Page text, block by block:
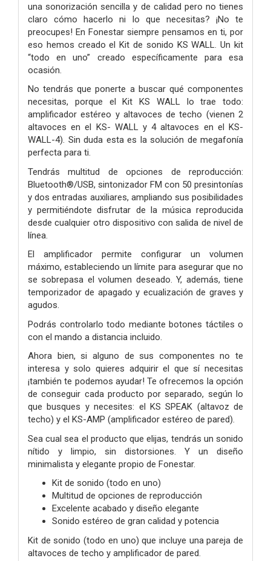
una sonorización sencilla y de calidad pero no tienes
claro cómo hacerlo ni lo que necesitas? ¡No te
preocupes! En Fonestar siempre pensamos en ti, por
eso hemos creado el Kit de sonido KS WALL. Un kit
“todo en uno” creado específicamente para esa
ocasión.
No tendrás que ponerte a buscar qué componentes
necesitas, porque el Kit KS WALL lo trae todo:
amplificador estéreo y altavoces de techo (vienen 2
altavoces en el KS- WALL y 4 altavoces en el KS-
WALL-4). Sin duda esta es la solución de megafonía
perfecta para ti.
Tendrás multitud de opciones de reproducción:
Bluetooth®/USB, sintonizador FM con 50 presintonías
y dos entradas auxiliares, ampliando sus posibilidades
y permitiéndote disfrutar de la música reproducida
desde cualquier otro dispositivo con salida de nivel de
línea.
El amplificador permite configurar un volumen
máximo, estableciendo un límite para asegurar que no
se sobrepasa el volumen deseado. Y, además, tiene
temporizador de apagado y ecualización de graves y
agudos.
Podrás controlarlo todo mediante botones táctiles o
con el mando a distancia incluido.
Ahora bien, si alguno de sus componentes no te
interesa y solo quieres adquirir el que sí necesitas
¡también te podemos ayudar! Te ofrecemos la opción
de conseguir cada producto por separado, según lo
que busques y necesites: el KS SPEAK (altavoz de
techo) y el KS-AMP (amplificador estéreo de pared).
Sea cual sea el producto que elijas, tendrás un sonido
nítido y limpio, sin distorsiones. Y un diseño
minimalista y elegante propio de Fonestar.
Kit de sonido (todo en uno)
Multitud de opciones de reproducción
Excelente acabado y diseño elegante
Sonido estéreo de gran calidad y potencia
Kit de sonido (todo en uno) que incluye una pareja de
altavoces de techo y amplificador de pared.